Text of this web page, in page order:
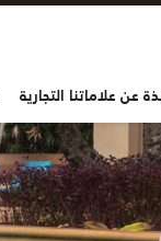
عن علاماتنا التجارية